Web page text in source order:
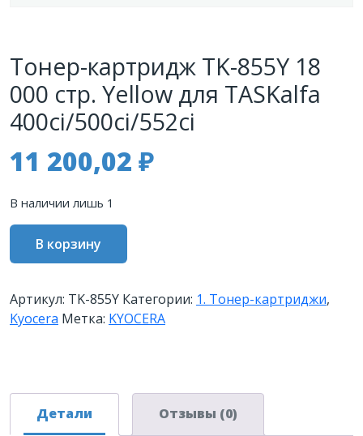
Тонер-картридж TK-855Y 18
000 стр. Yellow для TASKalfa
400ci/500ci/552ci
11 200,02 ₽
В наличии лишь 1
Количество
товара
картридж
TK-
855Y
стр.
Yellow
В корзину
Артикул: TK-855Y Категории: 1. Тонер-картриджи,
Kyocera Метка: KYOCERA
Детали Отзывы (0)